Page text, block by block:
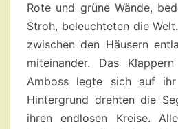
Rote und grüne Wände,
Stroh, beleuchteten die
zwischen den Häusern
miteinander. Das
Amboss legte sich auf
Hintergrund drehten die
ihren endlosen Kreise.